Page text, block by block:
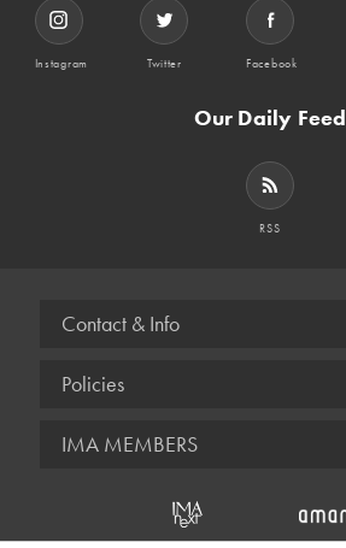
Instagram Twitter Facebook
Our Daily Feed
RSS
Contact & Info
Policies
IMA MEMBERS